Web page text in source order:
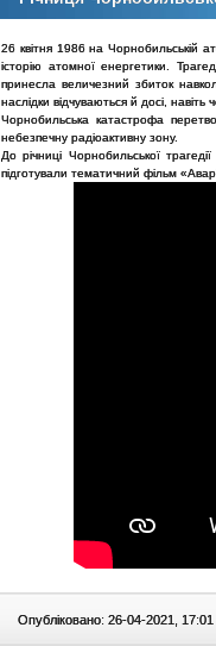
26 квітня 1986 на Чорнобильській
історію атомної енергетики.
принесла величезний збиток
наслідки відчуваються й досі, навіть
Чорнобильська катастрофа
небезпечну радіоактивну зону.
До річниці Чорнобильської
підготували тематичний фільм
Опубліковано: 26-04-2021, 17:01